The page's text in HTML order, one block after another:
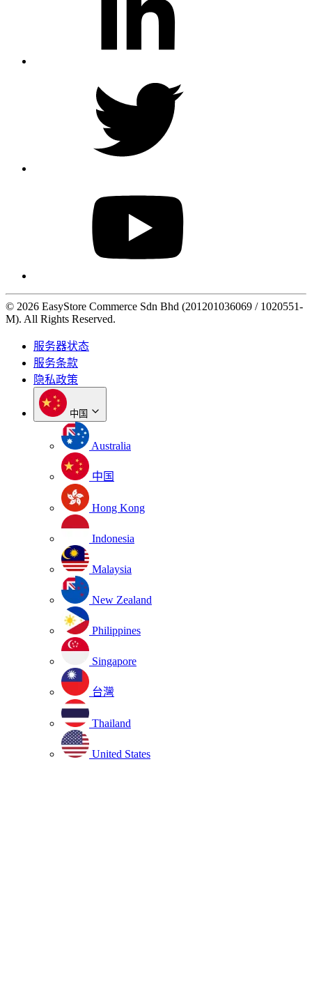
© 2026 EasyStore Commerce Sdn Bhd (201201036069 / 1020551-
M). All Rights Reserved.
服务器状态
服务条款
隐私政策
中国
Australia
中国
Hong Kong
Indonesia
Malaysia
New Zealand
Philippines
Singapore
台灣
Thailand
United States